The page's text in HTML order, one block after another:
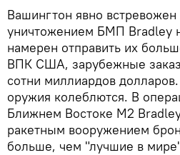
Вашингтон явно
уничтожением БМП Bradley
намерен отправить их
ВПК США, зарубежные
сотни миллиардов
оружия колеблются. В
Ближнем Востоке M2
ракетным вооружением
больше, чем "лучшие в